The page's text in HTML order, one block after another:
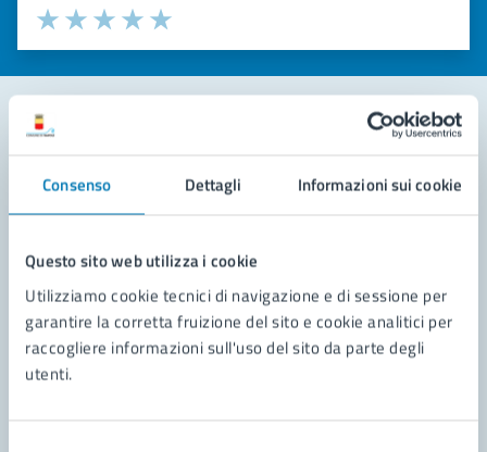
Consenso Dettagli Informazioni sui cookie
Questo sito web utilizza i cookie
Utilizziamo cookie tecnici di navigazione e di sessione per
garantire la corretta fruizione del sito e cookie analitici per
raccogliere informazioni sull'uso del sito da parte degli
utenti.
Valuta la chiarezza delle informazioni (da 1 a 5 stelle)
Seleziona il numero di stelle per valutare la chiarezza delle
Valuta 5 stelle su 5
Valuta 4 stelle su 5
Valuta 3 stelle su 5
Valuta 2 stelle su 5
Valuta 1 stelle su 5
Leggi le domande frequenti
Richiedi assistenza
Prenota appuntamento
Problemi in città